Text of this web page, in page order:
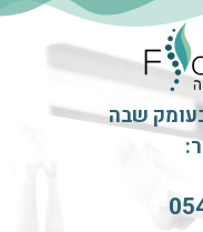
שבה